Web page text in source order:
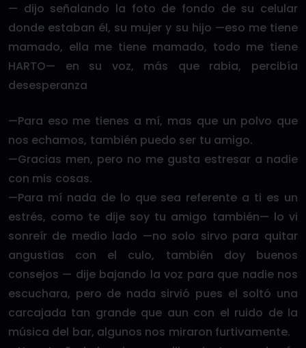
— dijo señalando la foto de fondo de su celular
donde estaban él, su mujer y su hijo —eso me tiene
mamado, ella me tiene mamado, todo me tiene
HARTO— en su voz, más que rabia, percibía
desesperanza
—Para eso me tienes a mí, mas que un polvo que
nos echamos, también puedo ser tu amigo.
—Gracias men, pero no me gusta estresar a nadie
con mis cosas.
—Para mí nada de lo que sea referente a ti es un
estrés, como te dije soy tu amigo también— lo vi
sonreír de medio lado —no solo sirvo para quitar
angustias con el culo, también doy buenos
consejos — dije bajando la voz para que nadie nos
escuchara, pero de nada sirvió pues el soltó una
carcajada tan grande que aun con el ruido de la
música del bar, algunos nos miraron furtivamente.